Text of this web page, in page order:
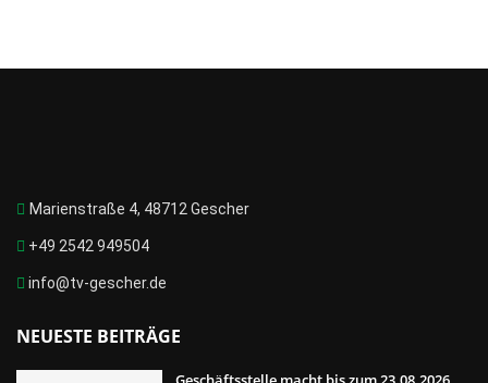
Marienstraße 4, 48712 Gescher
+49 2542 949504
info@tv-gescher.de
NEUESTE BEITRÄGE